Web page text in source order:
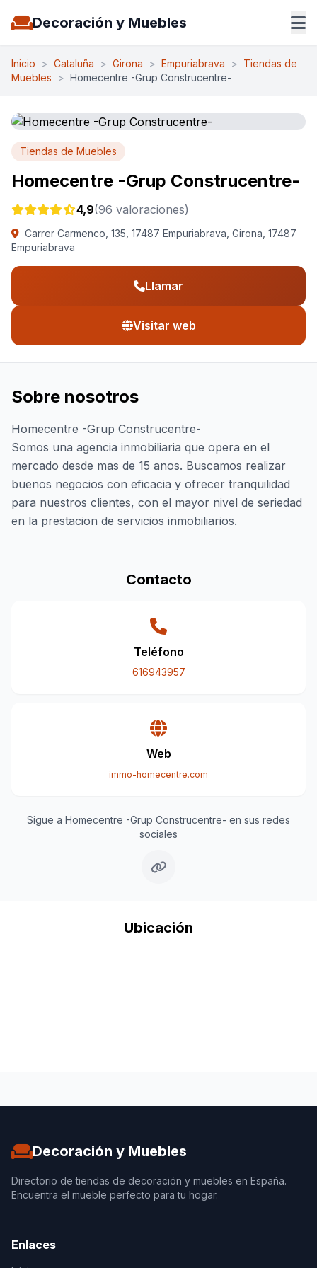
Decoración y Muebles
Inicio > Cataluña > Girona > Empuriabrava > Tiendas de
Muebles
> Homecentre -Grup Construcentre-
Tiendas de Muebles
Homecentre -Grup Construcentre-
4,9(96 valoraciones)
Carrer Carmenco, 135, 17487 Empuriabrava, Girona, 17487
Empuriabrava
Llamar
Visitar web
Sobre nosotros
Homecentre -Grup Construcentre-
Somos una agencia inmobiliaria que opera en el
mercado desde mas de 15 anos. Buscamos realizar
buenos negocios con eficacia y ofrecer tranquilidad
para nuestros clientes, con el mayor nivel de seriedad
en la prestacion de servicios inmobiliarios.
Contacto
Teléfono
616943957
Web
immo-homecentre.com
Sigue a Homecentre -Grup Construcentre- en sus redes
sociales
Ubicación
Decoración y Muebles
Directorio de tiendas de decoración y muebles en España.
Encuentra el mueble perfecto para tu hogar.
Enlaces